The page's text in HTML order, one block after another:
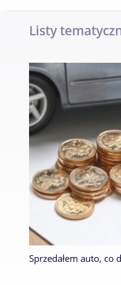
Listy
Sprzedałem auto, co